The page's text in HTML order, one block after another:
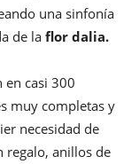
una sinfonía
de la flor dalia.
casi 300
muy completas y
necesidad de
regalo, anillos de